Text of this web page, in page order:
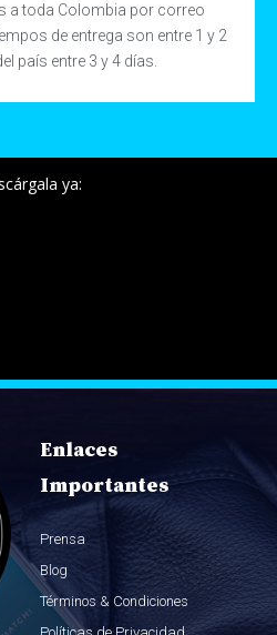
a toda Colombia por correo
de entrega son entre 1 y 2
país entre 3 y 4 días.
ya:
Enlaces
Importantes
Prensa
Blog
Términos & Condiciones